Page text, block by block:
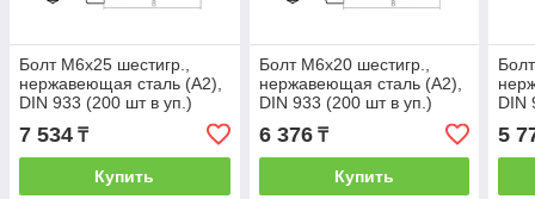
Болт М6х25 шестигр.,
нержавеющая сталь (А2),
DIN 933 (200 шт в уп.)
(STARFIX) (SM-104790-
200)
7 534 ₸
Купить
Болт М6х20 шестигр.,
нержавеющая сталь (А2),
DIN 933 (200 шт в уп.)
(STARFIX) (SM-104785-
200)
6 376₸
Купить
DIN
200)
5